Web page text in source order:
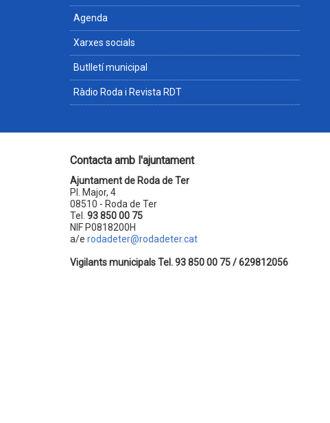
Agenda
Xarxes socials
Butlletí municipal
Ràdio Roda i Revista RDT
Contacta amb l'ajuntament
Ajuntament de Roda de Ter
Pl. Major, 4
08510 - Roda de Ter
Tel. 93 850 00 75
NIF P0818200H
a/e rodadeter@rodadeter.cat
Vigilants municipals Tel. 93 850 00 75 / 629812056